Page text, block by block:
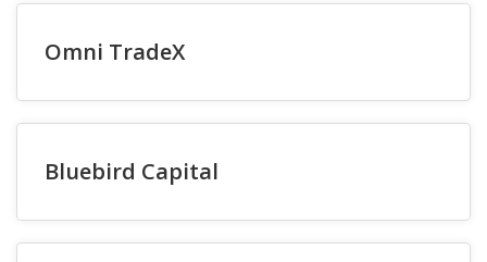
Omni TradeX
Bluebird Capital